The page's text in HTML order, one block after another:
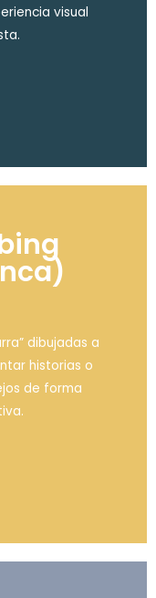
visual
dibujadas a
historias o
de forma